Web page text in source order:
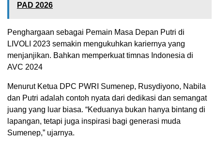
PAD 2026
Penghargaan sebagai Pemain Masa Depan Putri di
LIVOLI 2023 semakin mengukuhkan kariernya yang
menjanjikan. Bahkan memperkuat timnas Indonesia di
AVC 2024
Menurut Ketua DPC PWRI Sumenep, Rusydiyono, Nabila
dan Putri adalah contoh nyata dari dedikasi dan semangat
juang yang luar biasa. “Keduanya bukan hanya bintang di
lapangan, tetapi juga inspirasi bagi generasi muda
Sumenep,” ujarnya.